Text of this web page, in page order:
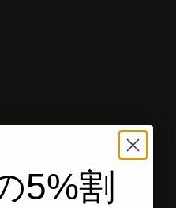
5%割